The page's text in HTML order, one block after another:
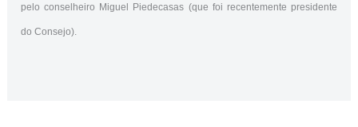
pelo conselheiro Miguel Piedecasas (que foi recentemente presidente
do Consejo).